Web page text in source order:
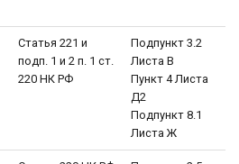
Статья 221 и
подп. 1 и 2 п. 1 ст.
220 НК РФ
Подпункт 3.2
Листа В
Пункт 4 Листа
Д2
Подпункт 8.1
Листа Ж